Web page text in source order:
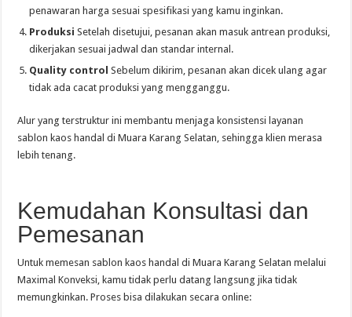
penawaran harga sesuai spesifikasi yang kamu inginkan.
Produksi Setelah disetujui, pesanan akan masuk antrean produksi,
dikerjakan sesuai jadwal dan standar internal.
Quality control Sebelum dikirim, pesanan akan dicek ulang agar
tidak ada cacat produksi yang mengganggu.
Alur yang terstruktur ini membantu menjaga konsistensi layanan
sablon kaos handal di Muara Karang Selatan, sehingga klien merasa
lebih tenang.
Kemudahan Konsultasi dan
Pemesanan
Untuk memesan sablon kaos handal di Muara Karang Selatan melalui
Maximal Konveksi, kamu tidak perlu datang langsung jika tidak
memungkinkan. Proses bisa dilakukan secara online: